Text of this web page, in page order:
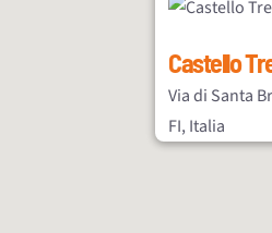
Castello
Via di Santa
FI, Italia